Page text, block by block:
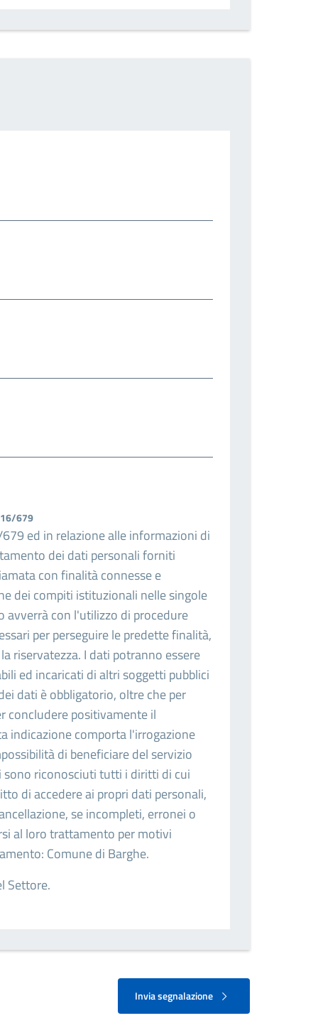
679
ed in relazione alle informazioni di
dei dati personali forniti
con finalità connesse e
dei compiti istituzionali nelle singole
avverrà con l'utilizzo di procedure
per perseguire le predette finalità,
riservatezza. I dati potranno essere
ed incaricati di altri soggetti pubblici
dati è obbligatorio, oltre che per
concludere positivamente il
indicazione comporta l'irrogazione
di beneficiare del servizio
sono riconosciuti tutti i diritti di cui
di accedere ai propri dati personali,
se incompleti, erronei o
al loro trattamento per motivi
Comune di Barghe.
Settore.
Invia segnalazione